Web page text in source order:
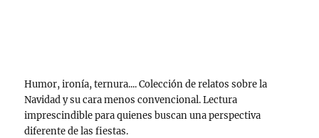
Humor, ironía, ternura.... Colección de relatos sobre la
Navidad y su cara menos convencional. Lectura
imprescindible para quienes buscan una perspectiva
diferente de las fiestas.